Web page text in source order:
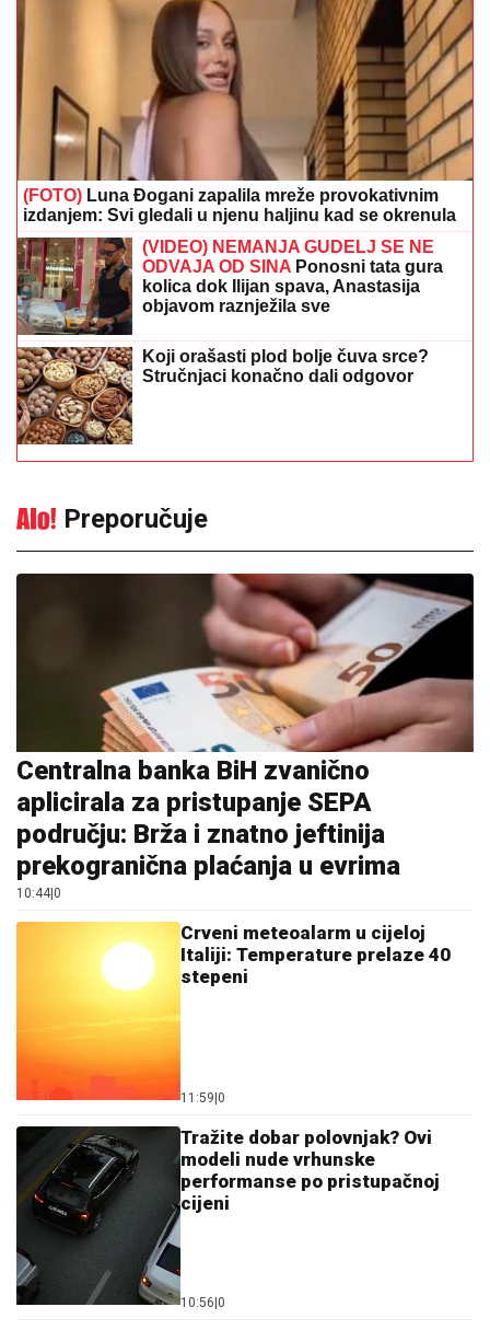
(FOTO) Luna Đogani zapalila mreže provokativnim
izdanjem: Svi gledali u njenu haljinu kad se okrenula
(VIDEO) NEMANJA GUDELJ SE NE
ODVAJA OD SINA Ponosni tata gura
kolica dok Ilijan spava, Anastasija
objavom raznježila sve
Koji orašasti plod bolje čuva srce?
Stručnjaci konačno dali odgovor
Preporučuje
Centralna banka BiH zvanično
aplicirala za pristupanje SEPA
području: Brža i znatno jeftinija
prekogranična plaćanja u evrima
10:44 0
Crveni meteoalarm u cijeloj
Italiji: Temperature prelaze 40
stepeni
11:59 0
Tražite dobar polovnjak? Ovi
modeli nude vrhunske
performanse po pristupačnoj
cijeni
10:56 0